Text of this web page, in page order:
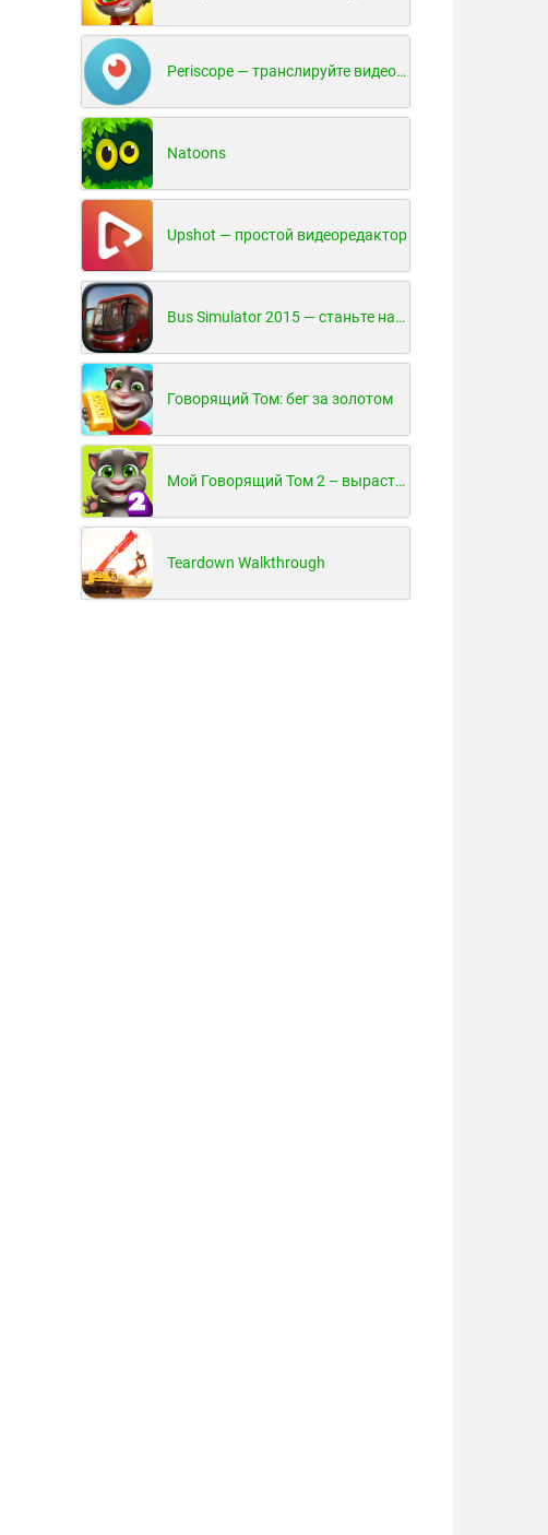
Periscope — транслируйте видео в реальном времени!
Natoons
Upshot — простой видеоредактор
Bus Simulator 2015 — станьте настоящим водителем автобуса!
Говорящий Том: бег за золотом
Мой Говорящий Том 2 – вырасти и воспитай своего котенка
Teardown Walkthrough